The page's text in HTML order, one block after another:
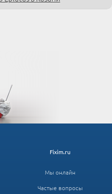
Fixim.ru
Мы онлайн
Частые вопросы